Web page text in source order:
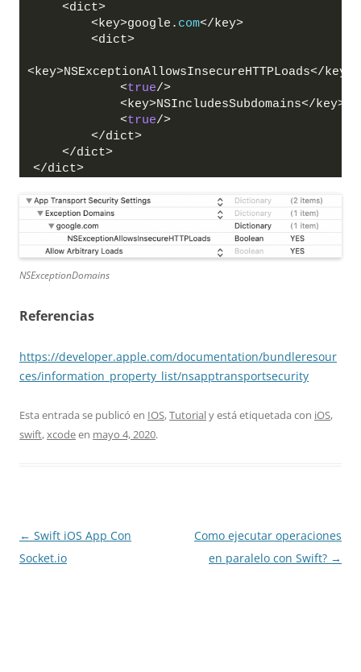
    <dict>
        <key>google.
com</key>
        <dict>
<key>NSExceptionAllowsInsecureHTTPLoads</key>
            <
true/>
            <key>NSIncludesSubdomains</key>
            <
true/>
        </dict>
    </dict>
</dict>
NSExceptionDomains
Referencias
https://developer.apple.com/documentation/bundleresour
ces/information_property_list/nsapptransportsecurity
Esta entrada se publicó en IOS,Tutorialy está etiquetada con iOS,
swift,xcodeen mayo 4, 2020.
Navegación
de
← Swift iOS App Con
Socket.io
Como ejecutar operaciones
en paralelo con Swift? →